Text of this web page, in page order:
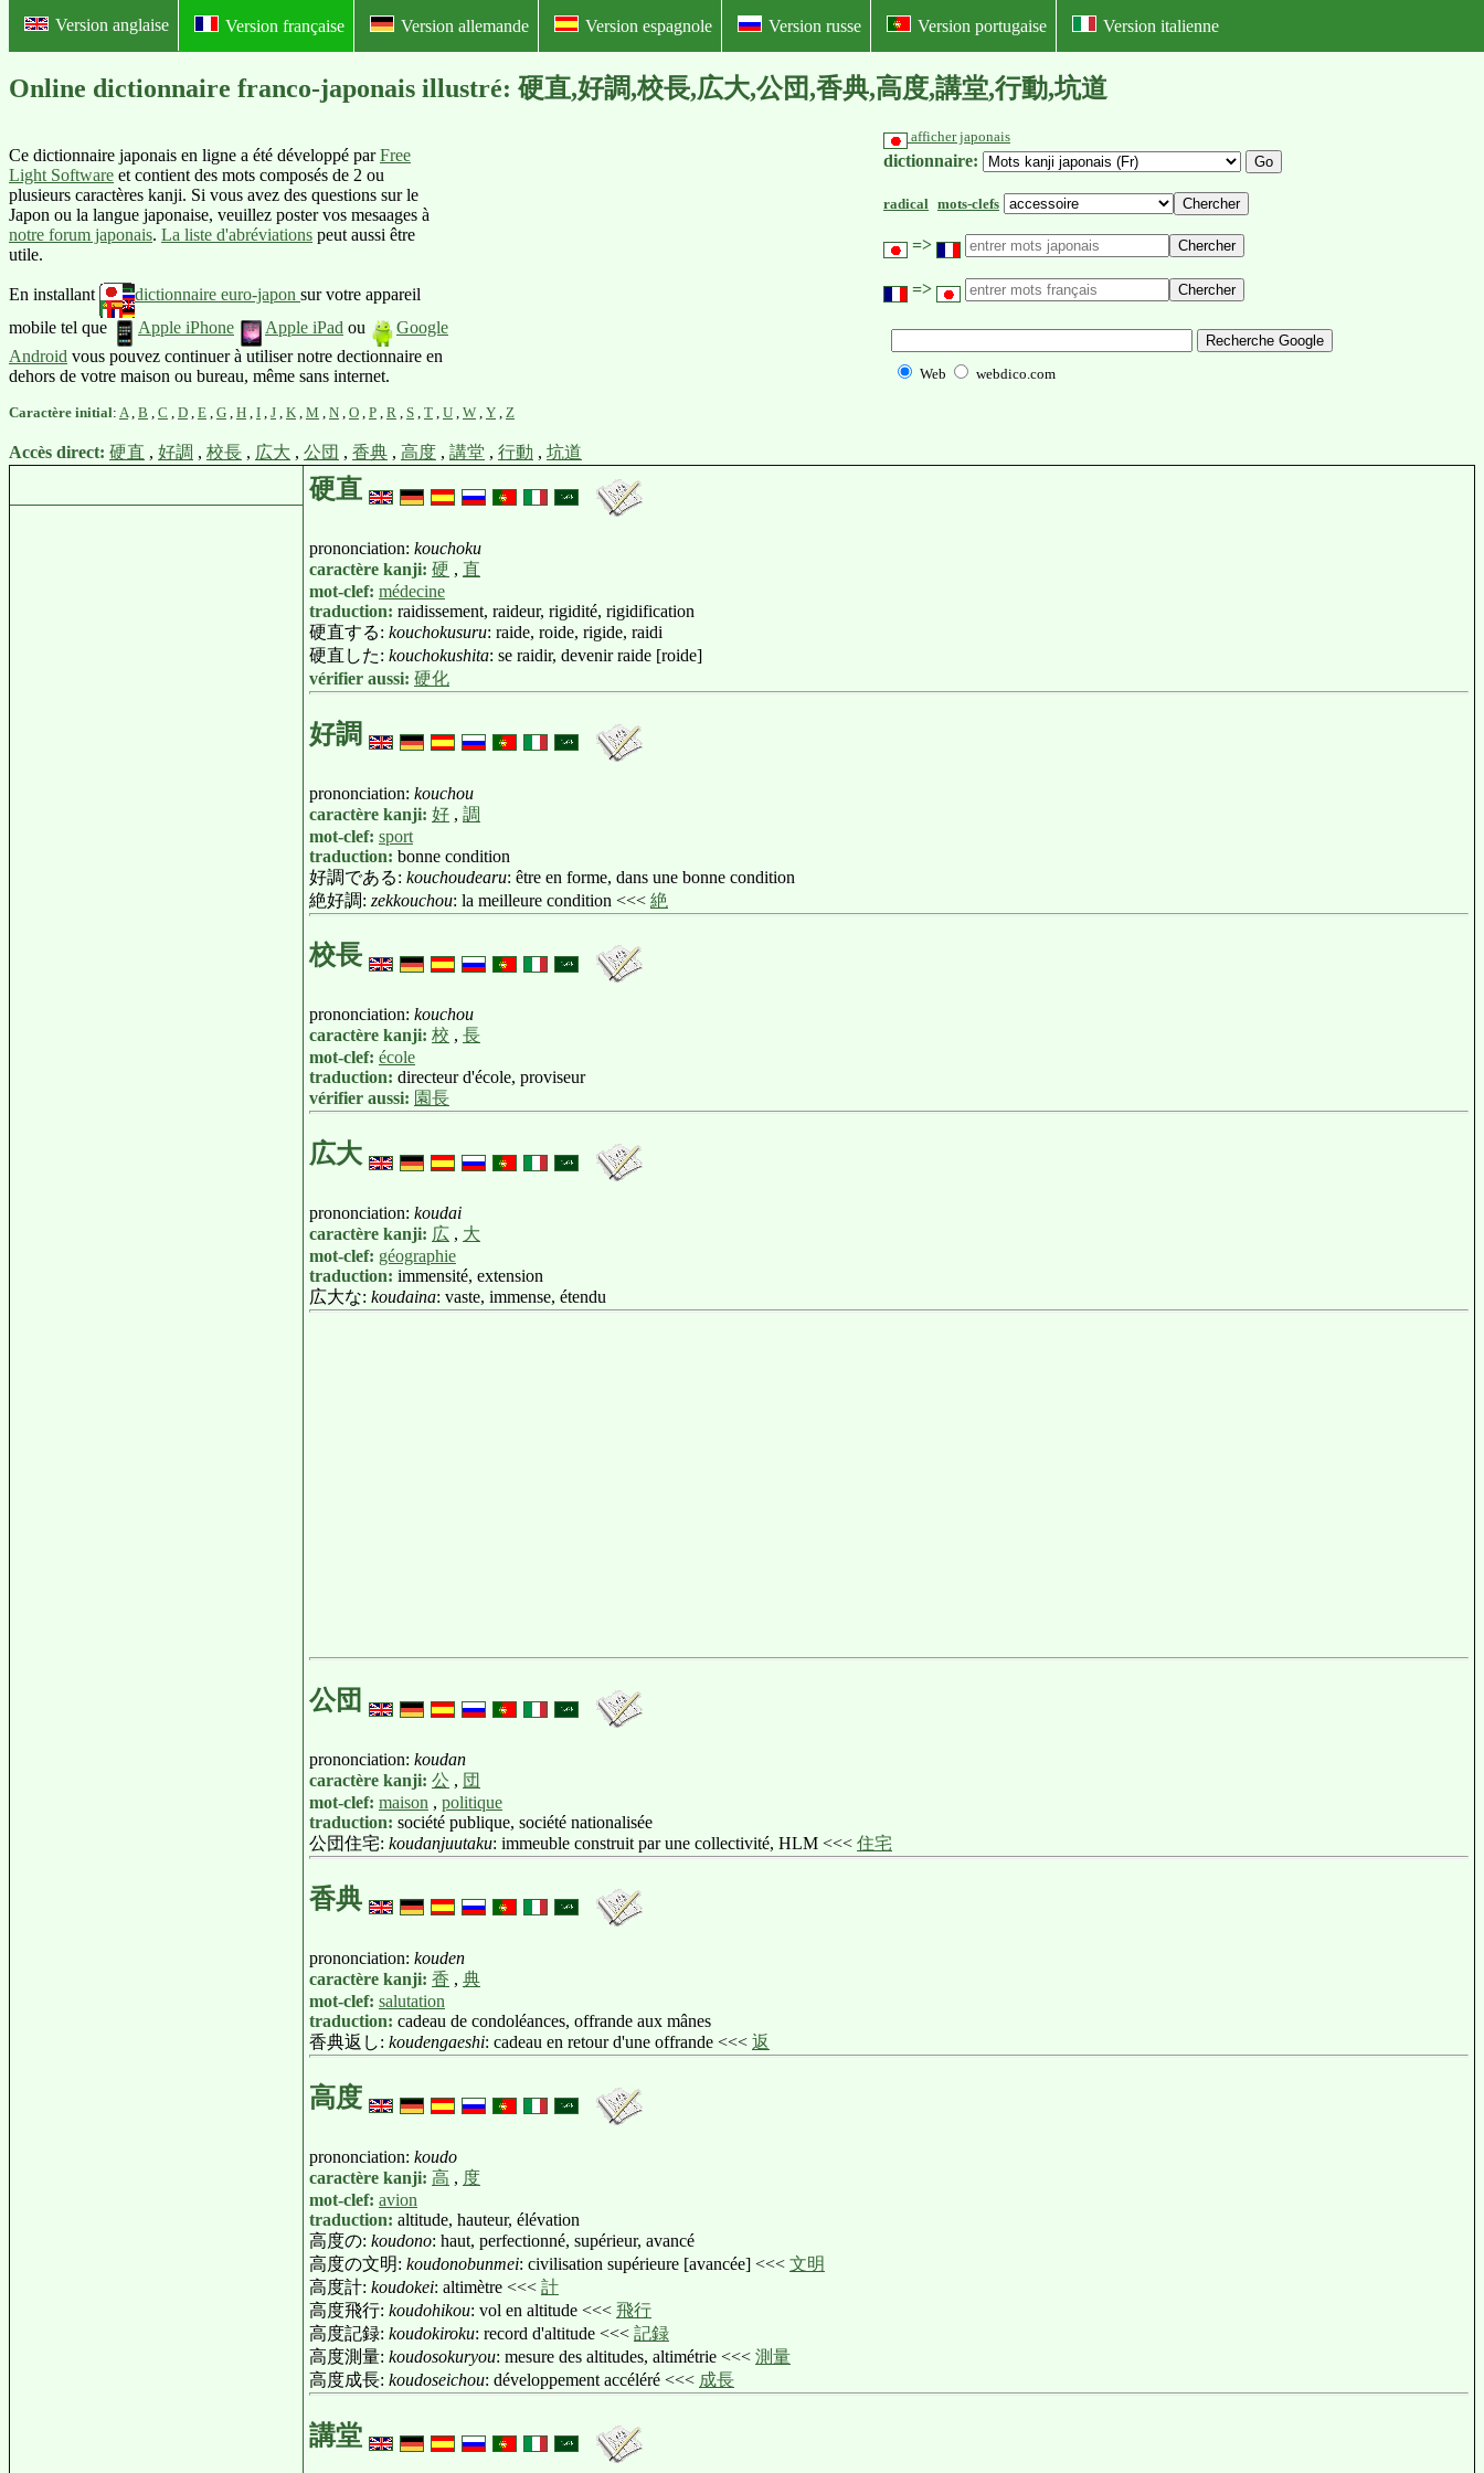
Version anglaise Version française Version allemande Version espagnole Version russe Version portugaise Version italienne
Online dictionnaire franco-japonais illustré: 硬直,好調,校長,広大,公団,香典,高度,講堂,行動,坑道
Ce dictionnaire japonais en ligne a été développé parFree
Light Software et contient des mots composés de 2 ou
plusieurs caractères kanji. Si vous avez des questions sur le
Japon ou la langue japonaise, veuillez poster vos mesaages à
notre forum japonais. La liste d'abréviations peut aussi être
utile.
En installant dictionnaire euro-japon sur votre appareil
mobile tel que
Apple iPhone Apple iPad ou
Google
Android vous pouvez continuer à utiliser notre dectionnaire en
dehors de votre maison ou bureau, même sans internet.
afficher japonais
dictionnaire:
radical mots-clefs
=>
=>
Web webdico.com
Caractère initial: A B C D E G H I J K M N O P R S T U W Y Z
Accès direct: 硬直 , 好調 , 校長 , 広大 , 公団 , 香典 , 高度 , 講堂 , 行動 , 坑道
硬直
prononciation: kouchoku
caractère kanji: 硬 , 直
mot-clef: médecine
traduction: raidissement, raideur, rigidité, rigidification
硬直する: kouchokusuru: raide, roide, rigide, raidi
硬直した: kouchokushita: se raidir, devenir raide [roide]
vérifier aussi: 硬化
好調
prononciation: kouchou
caractère kanji: 好 , 調
mot-clef: sport
traduction: bonne condition
好調である: kouchoudearu: être en forme, dans une bonne condition
絶好調: zekkouchou: la meilleure condition <<< 絶
校長
prononciation: kouchou
caractère kanji: 校 , 長
mot-clef: école
traduction: directeur d'école, proviseur
vérifier aussi: 園長
広大
prononciation: koudai
caractère kanji: 広 , 大
mot-clef: géographie
traduction: immensité, extension
広大な: koudaina: vaste, immense, étendu
公団
prononciation: koudan
caractère kanji: 公 , 団
mot-clef: maison , politique
traduction: société publique, société nationalisée
公団住宅: koudanjuutaku: immeuble construit par une collectivité, HLM <<< 住宅
香典
prononciation: kouden
caractère kanji: 香 , 典
mot-clef: salutation
traduction: cadeau de condoléances, offrande aux mânes
香典返し: koudengaeshi: cadeau en retour d'une offrande <<< 返
高度
prononciation: koudo
caractère kanji: 高 , 度
mot-clef: avion
traduction: altitude, hauteur, élévation
高度の: koudono: haut, perfectionné, supérieur, avancé
高度の文明: koudonobunmei: civilisation supérieure [avancée] <<< 文明
高度計: koudokei: altimètre <<< 計
高度飛行: koudohikou: vol en altitude <<< 飛行
高度記録: koudokiroku: record d'altitude <<< 記録
高度測量: koudosokuryou: mesure des altitudes, altimétrie <<< 測量
高度成長: koudoseichou: développement accéléré <<< 成長
講堂